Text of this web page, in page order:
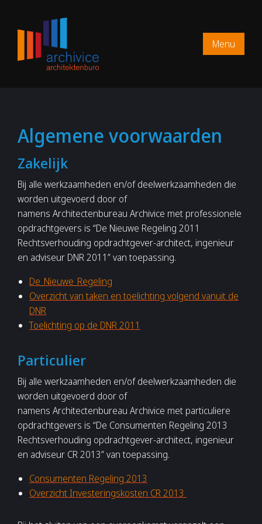
Menu
Algemene voorwaarden
Zakelijk
Bij alle werkzaamheden en/of deelwerkzaamheden die
worden uitgevoerd door of
namens Architectenbureau Archivice met professionele
opdrachtgevers is “De Nieuwe Regeling 2011
Rechtsverhouding opdrachtgever-architect, ingenieur
en adviseur DNR 2011” van toepassing.
De_Nieuwe_Regeling
Overzicht van taken en toelichting volgend vanuit de
DNR
Toelichting op de DNR 2011
Particulier
Bij alle werkzaamheden en/of deelwerkzaamheden die
worden uitgevoerd door of
namens Architectenbureau Archivice met particuliere
opdrachtgevers is “De Consumenten Regeling 2013
Rechtsverhouding opdrachtgever-architect, ingenieur
en adviseur CR 2013” van toepassing.
Consumenten Regeling 2013
Overzicht Investeringskosten CR 2013